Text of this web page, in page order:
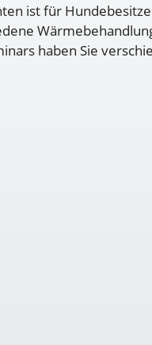
ist für
haben Sie